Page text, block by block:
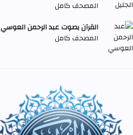
المصحف كامل
القرآن بصوت عبد الرحمن العوسي
المصحف كامل